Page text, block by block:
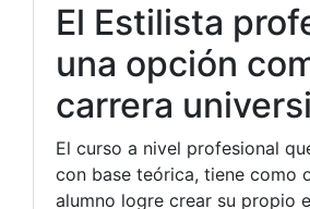
El Estilista
una opción
carrera
El curso a nivel profesional
con base teórica, tiene como
alumno logre crear su propio